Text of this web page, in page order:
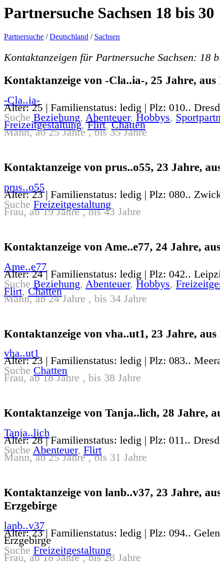
Partnersuche Sachsen 18 bis 30
Partnersuche /Deutschland / Sachsen
Kontaktanzeigen für Partnersuche Sachsen: 18
Kontaktanzeige von -Cla..ia-, 25 Jahre, aus
-Cla..ia-
Alter: 25 | Familienstatus: ledig | Plz: 010..
Suche Beziehung, Abenteuer, Hobbys,
Freizeitgestaltung,Flirt,Chatten
Mann, ab 25 Jahre , bis 35 Jahre
Kontaktanzeige von prus..o55, 23 Jahre,
prus..o55
Alter: 23 | Familienstatus: ledig | Plz: 080..
Suche Freizeitgestaltung
Frau, ab 19 Jahre , bis 43 Jahre
Kontaktanzeige von Ame..e77, 24 Jahre,
Ame..e77
Alter: 24 | Familienstatus: ledig | Plz: 042..
Suche Beziehung, Abenteuer, Hobbys,
Flirt,Chatten
Mann, ab 24 Jahre , bis 34 Jahre
Kontaktanzeige von vha..ut1, 23 Jahre, aus
vha..ut1
Alter: 23 | Familienstatus: ledig | Plz: 083..
Suche Chatten
Frau, ab 18 Jahre , bis 38 Jahre
Kontaktanzeige von Tanja..lich, 28 Jahre,
Tanja..lich
Alter: 28 | Familienstatus: ledig | Plz: 011..
Suche Abenteuer, Flirt
Mann, ab 25 Jahre , bis 31 Jahre
Kontaktanzeige von lanb..v37, 23 Jahre,
Erzgebirge
lanb..v37
Alter: 23 | Familienstatus: ledig | Plz: 094..
Erzgebirge
Suche Freizeitgestaltung
Frau, ab 18 Jahre , bis 28 Jahre